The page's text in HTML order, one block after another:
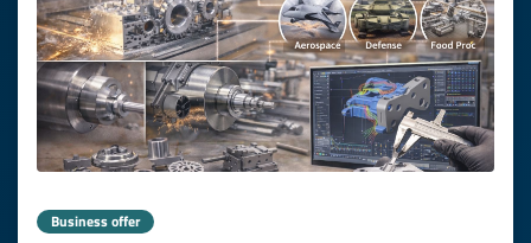
Business offer